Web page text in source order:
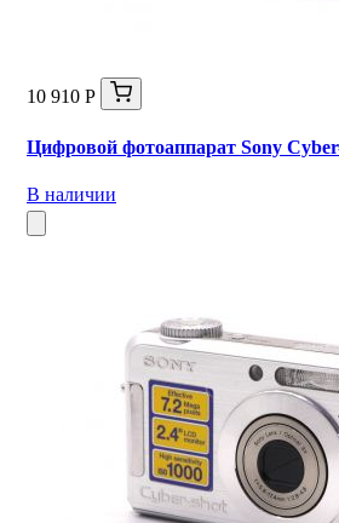
10 910 Р
Цифровой фотоаппарат Sony
В наличии